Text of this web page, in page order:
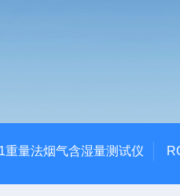
重量法烟气含湿量测试仪